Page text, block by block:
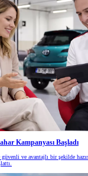
Kampanyası Başladı
ve avantajlı bir şekilde